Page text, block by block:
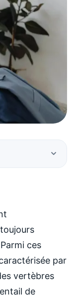
ces
par
vertèbres
de